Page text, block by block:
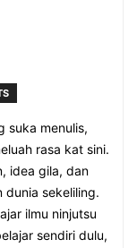
suka menulis,
rasa kat sini.
idea gila, dan
dunia sekeliling.
ilmu ninjutsu
sendiri dulu,